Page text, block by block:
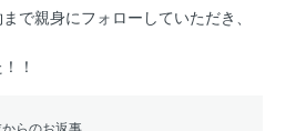
で親身にフォローしていただき、
！